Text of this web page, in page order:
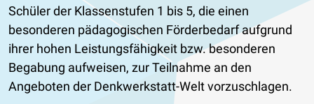
Schüler der Klassenstufen 1 bis 5, die einen
besonderen pädagogischen Förderbedarf aufgrund
ihrer hohen Leistungsfähigkeit bzw. besonderen
Begabung aufweisen, zur Teilnahme an den
Angeboten der Denkwerkstatt-Welt vorzuschlagen.